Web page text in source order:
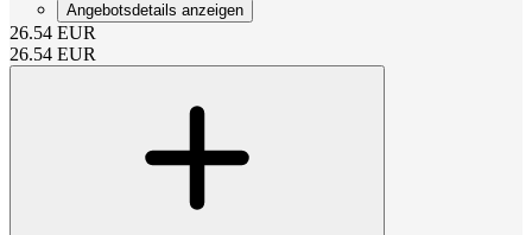
Angebotsdetails anzeigen
26.54 EUR
26.54 EUR